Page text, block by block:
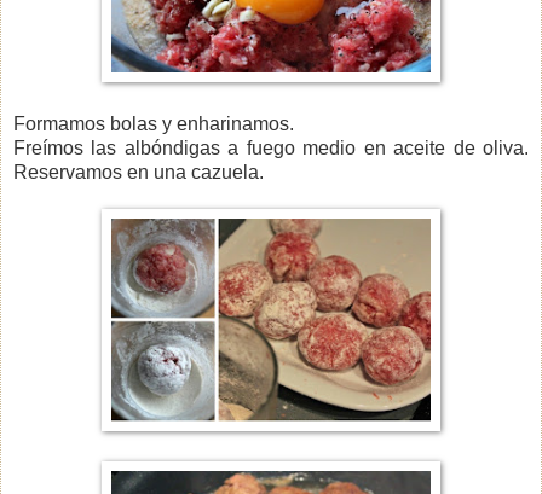
Formamos bolas y enharinamos.
Freímos las albóndigas a fuego medio en aceite de oliva.
Reservamos en una cazuela.